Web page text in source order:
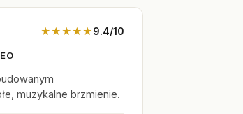
★★★★★9.4/10
muzykalne brzmienie.